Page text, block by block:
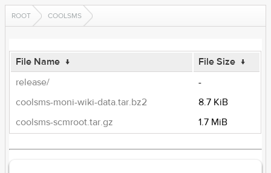
ROOT COOLSMS
File Name ↓ File Size ↓
release/
-
coolsms-moni-wiki-data.tar.bz2
8.7 KiB
coolsms-scmroot.tar.gz
1.7 MiB